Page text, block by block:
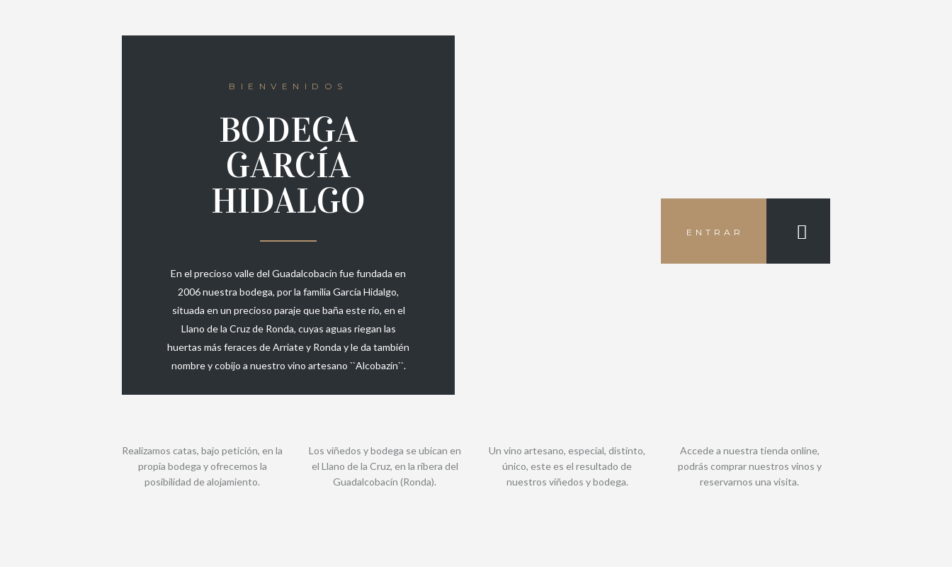
ENTRAR
BIENVENIDOS
BODEGA
GARCÍA
HIDALGO
En el precioso valle del Guadalcobacín fue fundada en
2006 nuestra bodega, por la familia García Hidalgo,
situada en un precioso paraje que baña este río, en el
Llano de la Cruz de Ronda, cuyas aguas riegan las
huertas más feraces de Arriate y Ronda y le da también
nombre y cobijo a nuestro vino artesano ``Alcobazín``.
Realizamos catas, bajo petición, en la
propia bodega y ofrecemos la
posibilidad de alojamiento.
Los viñedos y bodega se ubican en
el Llano de la Cruz, en la ribera del
Guadalcobacín (Ronda).
Un vino artesano, especial, distinto,
único, este es el resultado de
nuestros viñedos y bodega.
Accede a nuestra tienda online,
podrás comprar nuestros vinos y
reservarnos una visita.